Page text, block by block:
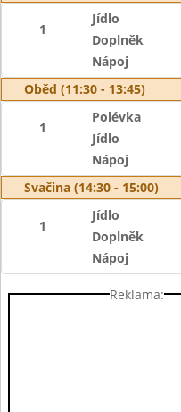
1
Jídlo
Doplněk
Nápoj
Oběd (11:30 - 13:45)
1
Polévka
Jídlo
Nápoj
Svačina (14:30 - 15:00)
1
Jídlo
Doplněk
Nápoj
Reklama: